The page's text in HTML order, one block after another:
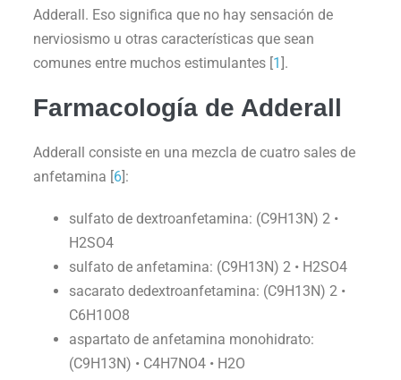
Adderall. Eso significa que no hay sensación de
nerviosismo u otras características que sean
comunes entre muchos estimulantes [1].
Farmacología de Adderall
Adderall consiste en una mezcla de cuatro sales de
anfetamina [6]:
sulfato de dextroanfetamina: (C9H13N) 2 •
H2SO4
sulfato de anfetamina: (C9H13N) 2 • H2SO4
sacarato dedextroanfetamina: (C9H13N) 2 •
C6H10O8
aspartato de anfetamina monohidrato:
(C9H13N) • C4H7NO4 • H2O